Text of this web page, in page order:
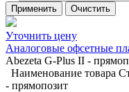
Уточнить цену
Аналоговые офсетные
Abezeta G-Plus II -
Наименование товара
- прямопозит